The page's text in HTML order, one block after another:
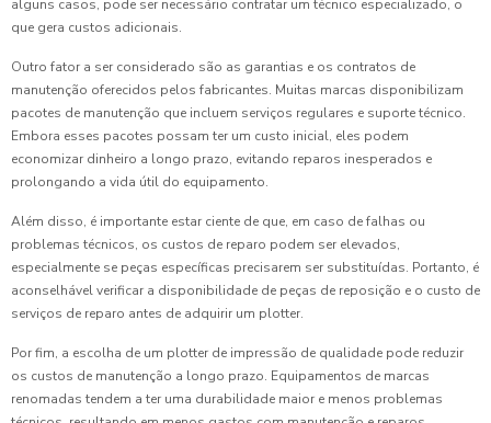
alguns casos, pode ser necessário contratar um técnico especializado, o
que gera custos adicionais.
Outro fator a ser considerado são as garantias e os contratos de
manutenção oferecidos pelos fabricantes. Muitas marcas disponibilizam
pacotes de manutenção que incluem serviços regulares e suporte técnico.
Embora esses pacotes possam ter um custo inicial, eles podem
economizar dinheiro a longo prazo, evitando reparos inesperados e
prolongando a vida útil do equipamento.
Além disso, é importante estar ciente de que, em caso de falhas ou
problemas técnicos, os custos de reparo podem ser elevados,
especialmente se peças específicas precisarem ser substituídas. Portanto, é
aconselhável verificar a disponibilidade de peças de reposição e o custo de
serviços de reparo antes de adquirir um plotter.
Por fim, a escolha de um plotter de impressão de qualidade pode reduzir
os custos de manutenção a longo prazo. Equipamentos de marcas
renomadas tendem a ter uma durabilidade maior e menos problemas